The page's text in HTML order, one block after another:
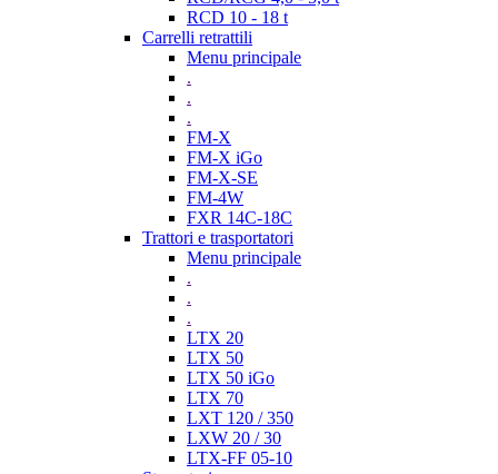
RCD 10 - 18 t
Carrelli retrattili
Menu principale
.
.
.
FM-X
FM-X iGo
FM-X-SE
FM-4W
FXR 14C-18C
Trattori e trasportatori
Menu principale
.
.
.
LTX 20
LTX 50
LTX 50 iGo
LTX 70
LXT 120 / 350
LXW 20 / 30
LTX-FF 05-10